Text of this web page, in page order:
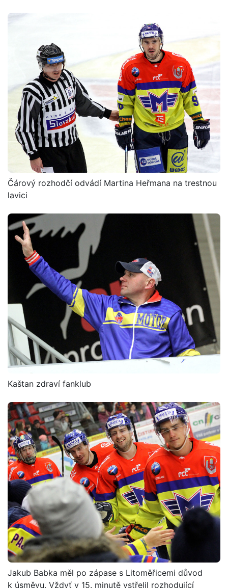
Čárový rozhodčí odvádí Martina Heřmana na trestnou
lavici
Kaštan zdraví fanklub
Jakub Babka měl po zápase s Litoměřicemi důvod
k úsměvu. Vždyť v 15. minutě vstřelil rozhodující